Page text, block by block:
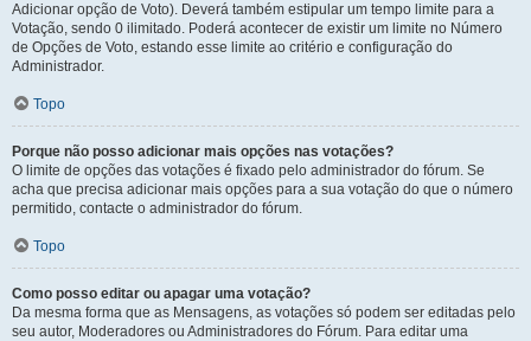
Adicionar opção de Voto). Deverá também estipular um tempo limite para a
Votação, sendo 0 ilimitado. Poderá acontecer de existir um limite no Número
de Opções de Voto, estando esse limite ao critério e configuração do
Administrador.
Topo
Porque não posso adicionar mais opções nas votações?
O limite de opções das votações é fixado pelo administrador do fórum. Se
acha que precisa adicionar mais opções para a sua votação do que o número
permitido, contacte o administrador do fórum.
Topo
Como posso editar ou apagar uma votação?
Da mesma forma que as Mensagens, as votações só podem ser editadas pelo
seu autor, Moderadores ou Administradores do Fórum. Para editar uma